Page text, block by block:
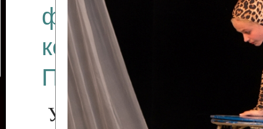
фестиваля
коллективов
Приднестровского
Участники фестиваля: